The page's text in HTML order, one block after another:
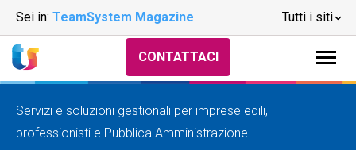
Sei in: TeamSystem Magazine Tutti i siti
CONTATTACI
Servizi e soluzioni gestionali per imprese edili,
professionisti e Pubblica Amministrazione.